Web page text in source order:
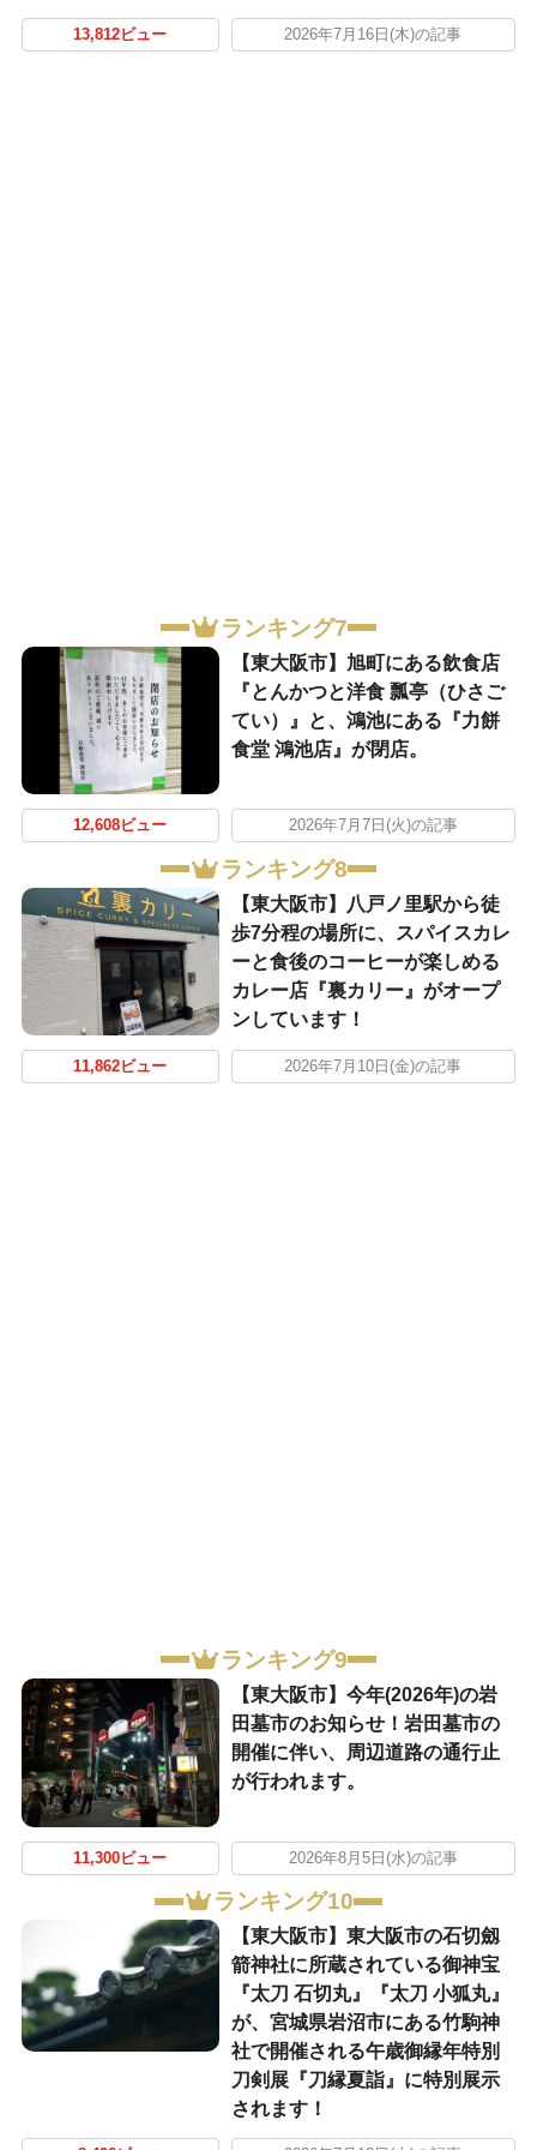
13,812ビュー 2026年7月16日(木)の記事
ランキング7
【東大阪市】旭町にある飲食店
『とんかつと洋食 瓢亭（ひさご
てい）』と、鴻池にある『力餅
食堂 鴻池店』が閉店。
12,608ビュー 2026年7月7日(火)の記事
ランキング8
【東大阪市】八戸ノ里駅から徒
歩7分程の場所に、スパイスカレ
ーと食後のコーヒーが楽しめる
カレー店『裏カリー』がオープ
ンしています！
11,862ビュー 2026年7月10日(金)の記事
ランキング9
【東大阪市】今年(2026年)の岩
田墓市のお知らせ！岩田墓市の
開催に伴い、周辺道路の通行止
が行われます。
11,300ビュー 2026年8月5日(水)の記事
ランキング10
【東大阪市】東大阪市の石切劔
箭神社に所蔵されている御神宝
『太刀 石切丸』『太刀 小狐丸』
が、宮城県岩沼市にある竹駒神
社で開催される午歳御縁年特別
刀剣展『刀縁夏詣』に特別展示
されます！